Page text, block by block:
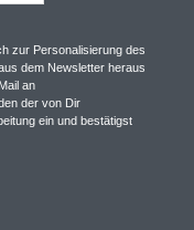
zur Personalisierung des
dem Newsletter heraus
an
der von Dir
ein und bestätigst